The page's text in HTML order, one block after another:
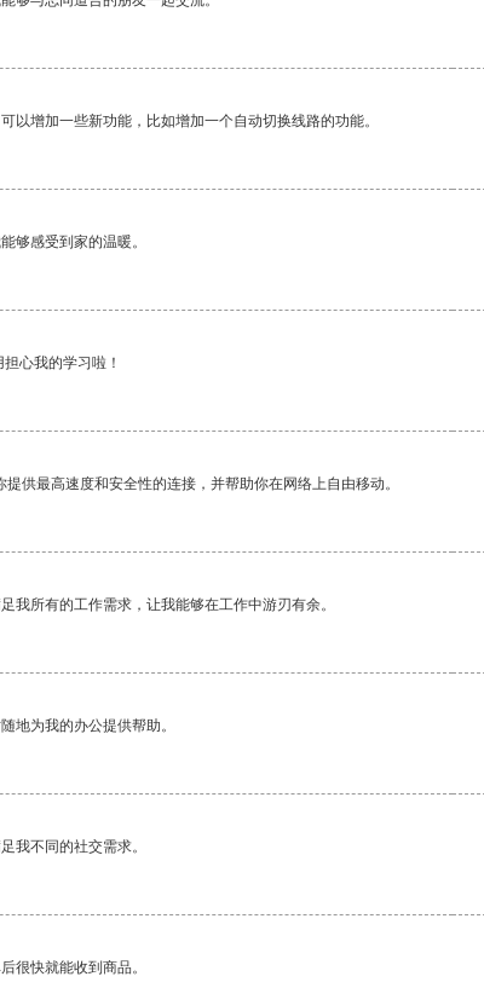
以增加一些新功能，比如增加一个自动切换线路的功能。
够感受到家的温暖。
心我的学习啦！
供最高速度和安全性的连接，并帮助你在网络上自由移动。
我所有的工作需求，让我能够在工作中游刃有余。
地为我的办公提供帮助。
我不同的社交需求。
很快就能收到商品。